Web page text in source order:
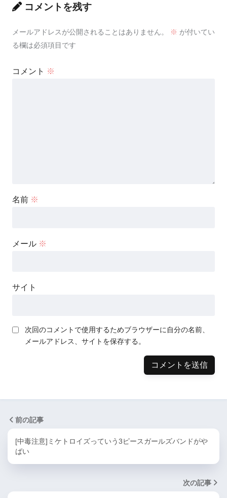
コメントを残す
メールアドレスが公開されることはありません。 ※ が付いてい
る欄は必須項目です
コメント ※
名前 ※
メール ※
サイト
次回のコメントで使用するためブラウザーに自分の名前、
メールアドレス、サイトを保存する。
前の記事
[中毒注意]ミケトロイズっていう3ピースガールズバンドがや
ばい
次の記事